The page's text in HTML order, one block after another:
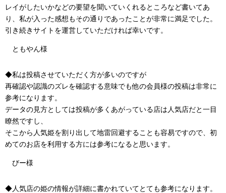
レイがしたいかなどの要望を聞いていくれるところなど書いてあ
り、私が入った感想もその通りであったことが非常に満足でした。
引き続きサイトを運営していただければ幸いです。
ともやん様
◆私は投稿させていただく方が多いのですが
再確認や認識のズレを確認する意味でも他の会員様の投稿は非常に
参考になります。
データの見方としては投稿が多くあがっている店は人気店だと一目
瞭然ですし、
そこから人気姫を割り出して地雷回避することも容易ですので、初
めてのお店を利用する方には参考になると思います。
びー様
◆人気店の姫の情報が詳細に書かれていてとても参考になります。